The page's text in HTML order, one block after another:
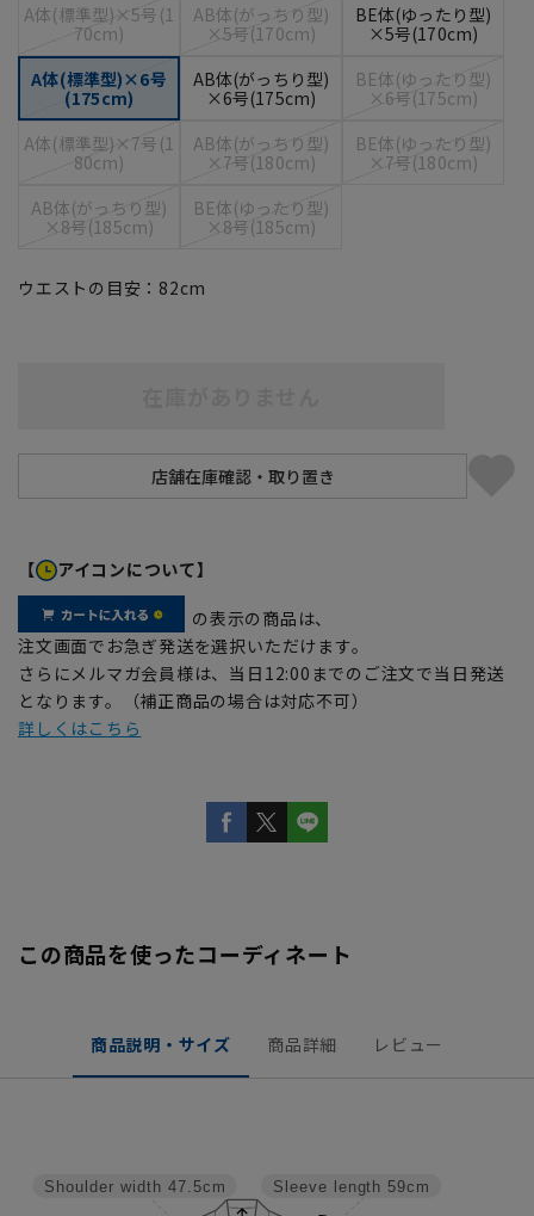
A体(標準型)×5号(1
70cm)
AB体(がっちり型)
×5号(170cm)
BE体(ゆったり型)
×5号(170cm)
A体(標準型)×6号
(175cm)
AB体(がっちり型)
×6号(175cm)
BE体(ゆったり型)
×6号(175cm)
A体(標準型)×7号(1
80cm)
AB体(がっちり型)
×7号(180cm)
BE体(ゆったり型)
×7号(180cm)
AB体(がっちり型)
×8号(185cm)
BE体(ゆったり型)
×8号(185cm)
ウエストの目安： 82cm
【 アイコンについて】
の表示の商品は、
注文画面でお急ぎ発送を選択いただけます。
さらにメルマガ会員様は、当日12:00までのご注文で当日発送
となります。（補正商品の場合は対応不可）
詳しくはこちら
この商品を使ったコーディネート
商品説明・サイズ 商品詳細 レビュー
Sleeve length 59cm
Shoulder width 47.5cm